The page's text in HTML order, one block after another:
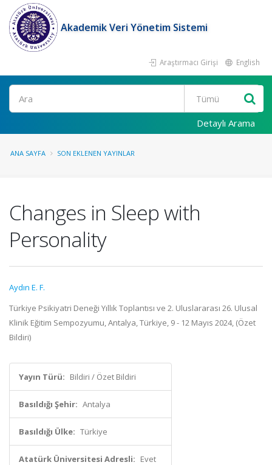
Akademik Veri Yönetim Sistemi
Araştırmacı Girişi English
Ara
Detaylı Arama
ANA SAYFA SON EKLENEN YAYINLAR
Changes in Sleep with
Personality
Aydın E. F.
Türkiye Psikiyatri Deneği Yıllık Toplantısı ve 2. Uluslararası 26. Ulusal
Klinik Eğitim Sempozyumu, Antalya, Türkiye, 9 - 12 Mayıs 2024, (Özet
Bildiri)
Yayın Türü: Bildiri / Özet Bildiri
Basıldığı Şehir: Antalya
Basıldığı Ülke: Türkiye
Atatürk Üniversitesi Adresli: Evet